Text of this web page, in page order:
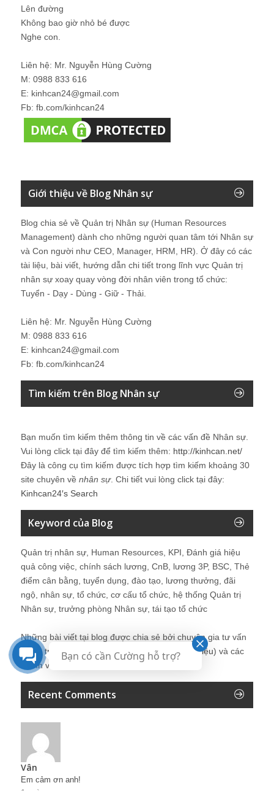
Lên đường
Không bao giờ nhỏ bé được
Nghe con.
Liên hệ: Mr. Nguyễn Hùng Cường
M: 0988 833 616
E: kinhcan24@gmail.com
Fb: fb.com/kinhcan24
Giới thiệu về Blog Nhân sự
Blog chia sẻ về Quản trị Nhân sự (Human Resources
Management) dành cho những người quan tâm tới Nhân sự
và Con người như CEO, Manager, HRM, HR). Ở đây có các
tài liệu, bài viết, hướng dẫn chi tiết trong lĩnh vực Quản trị
nhân sự xoay quay vòng đời nhân viên trong tổ chức:
Tuyển - Dạy - Dùng - Giữ - Thải.
Liên hệ: Mr. Nguyễn Hùng Cường
M: 0988 833 616
E: kinhcan24@gmail.com
Fb: fb.com/kinhcan24
Tìm kiếm trên Blog Nhân sự
Bạn muốn tìm kiếm thêm thông tin về các vấn đề Nhân sự
Vui lòng click tại đây để tìm kiếm thêm: http://kinhcan.net/
Đây là công cụ tìm kiếm được tích hợp tìm kiếm khoảng 30
site chuyên về nhân sự. Chi tiết vui lòng click tại đây:
Kinhcan24′s Search
Keyword của Blog
Quản trị nhân sự, Human Resources, KPI, Đánh giá hiệu
quả công việc, chính sách lương, CnB, lương 3P, BSC, Thẻ
điểm cân bằng, tuyển dụng, đào tạo, lương thưởng, đãi
ngộ, nhân sự, tổ chức, cơ cấu tổ chức, hệ thống Quản trị
Nhân sự, trưởng phòng Nhân sự, tái tạo tổ chức
Những bài viết tại blog được chia sẻ bởi chuyên gia tư vấn
Quản trị Nhân sự Nguyễn Hùng Cường (giới thiệu) và các
thành viên khác trong cộng đồng Nhân sự.
Recent Comments
Vân
Em cảm ơn anh!
Bạn có cần Cường hỗ trợ?